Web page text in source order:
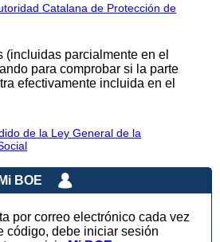
Catalana de Protección de
(incluidas parcialmente en el
para comprobar si la parte
efectivamente incluida en el
de la Ley General de la
Mi BOE
por correo electrónico cada vez
código, debe iniciar sesión